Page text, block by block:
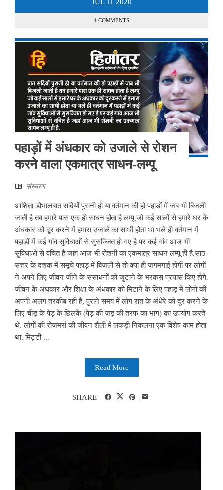
JUL 11 2020
4 COMMENTS
पहाड़ों में अंधकार को उजाले से रोशन
करने वाला एकमात्र साधन-लम्पू
संस्मरण
आशिता डोभालबात सदियों पुरानी हो या वर्तमान की हो पहाड़ों में जब भी बिजली
जाती है तब हमारे पास एक ही साधन होता है लम्पू जो कई सालों से हमारे घर के
अंधकार को दूर करने में हमारा उजाले का साथी होता था भले ही वर्तमान में
पहाड़ों में कई गांव सुविधाओं से सुसज्जित हो गए है पर कई गांव आज भी
सुविधाओं से वंचित है जहां आज भी रोशनी का एकमात्र साधन लम्पू ही है.साठ-
सत्तर के दशक में समूचे पहाड़ में बिजली से तो क्या ही जगमगाई होगी पर लोगों
ने अपने लिए जीवन जीने के संसाधनों को जुटाने के भरकस प्रयास किए होंगे.
जीवन के अंधकार और शिक्षा के अंधकार को मिटाने के लिए पहाड़ में लोगों की
अपनी अलग तरकीब रही है, पुराने समय में लोग रात के अंधेरे को दूर करने के
लिए चीड़ के पेड़ के छिलके (पेड़ की जड़ की तरफ का भाग) का उपयोग करते
थे. लोगों की रोजमर्रा की जीवन शैली में लकड़ी निकलना एक विशेष काम होता
था. मिट्टी ...
Read More
SHARE